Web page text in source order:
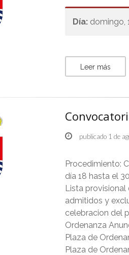
Día: domingo,
Leer más
publicado 1 de
Procedimiento:
día 18 hasta el
Lista
admitidos y
celebracion del
Ordenanza
Plaza de
Plaza de